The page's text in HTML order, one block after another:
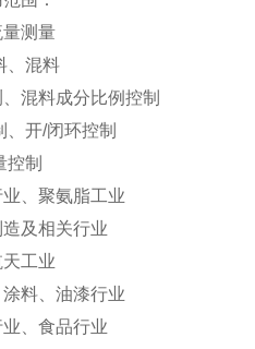
量测量
混料
成分比例控制
开/闭环控制
制
业、聚氨脂工业
相关行业
工业
、油漆行业
食品行业